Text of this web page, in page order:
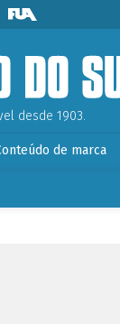
desde 1903.
de marca